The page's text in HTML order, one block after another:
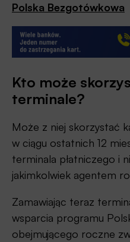
Polska Bezgotówkowa
Kto może
terminale?
Może z niej skorzystać
w ciągu ostatnich 12
terminala płatniczego i
jakimkolwiek agentem
Zamawiając teraz
wsparcia programu
obejmującego roczne